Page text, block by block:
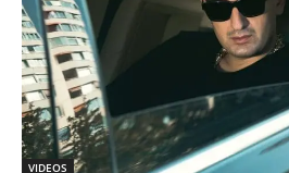
VIDEOS